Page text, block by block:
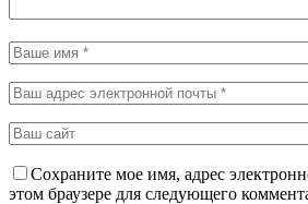
Сохраните мое имя, адрес
этом браузере для следующего